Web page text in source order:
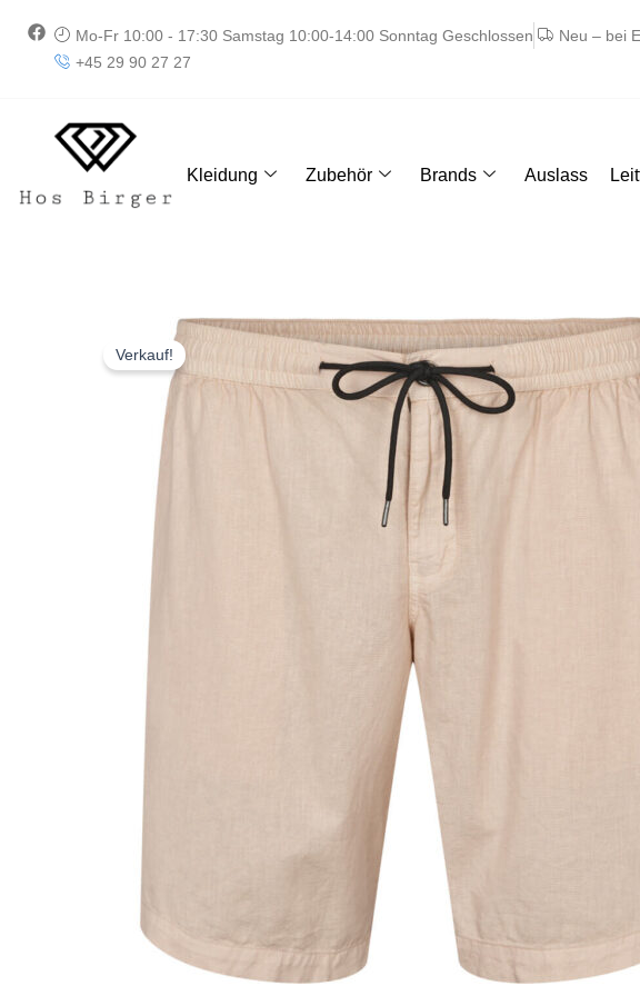
Inhalt
springen
F
a
Mo-Fr 10:00 - 17:30 Samstag 10:00-14:00 Sonntag Geschlossen Neu – bei
+45 29 90 27 27
Kleidung Zubehör Brands Auslass
Verkauf!